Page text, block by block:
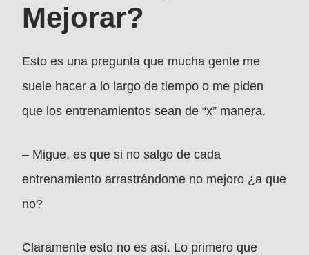
Mejorar?
Esto es una pregunta que mucha gente me
suele hacer a lo largo de tiempo o me piden
que los entrenamientos sean de “x” manera.
– Migue, es que si no salgo de cada
entrenamiento arrastrándome no mejoro ¿a que
no?
Claramente esto no es así. Lo primero que